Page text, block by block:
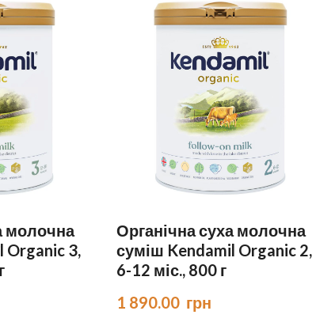
молочна
Organic 3,
Органічна суха молочна
суміш Kendamil Organic 2,
6-12 міс., 800 г
1 890.00  грн